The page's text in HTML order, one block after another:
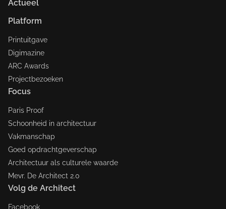
Actueel
Platform
Printuitgave
Digimazine
ARC Awards
Projectbezoeken
Focus
Paris Proof
Schoonheid in architectuur
Vakmanschap
Goed opdrachtgeverschap
Architectuur als culturele waarde
Mevr. De Architect 2.0
Volg de Architect
Facebook